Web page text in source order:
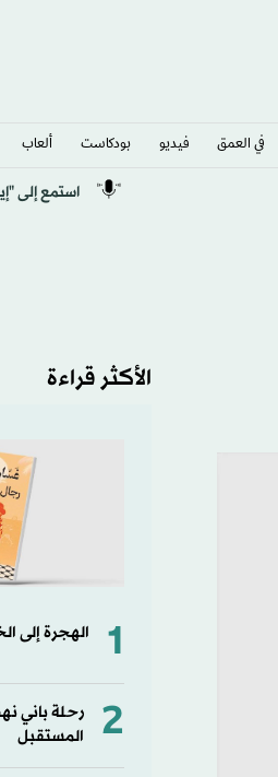
في العمق فيديو بودكاست ألعاب
استمع إلى
الأكثر قراءة
1 الهجرة إلى
2
رحلة باني
المستقبل